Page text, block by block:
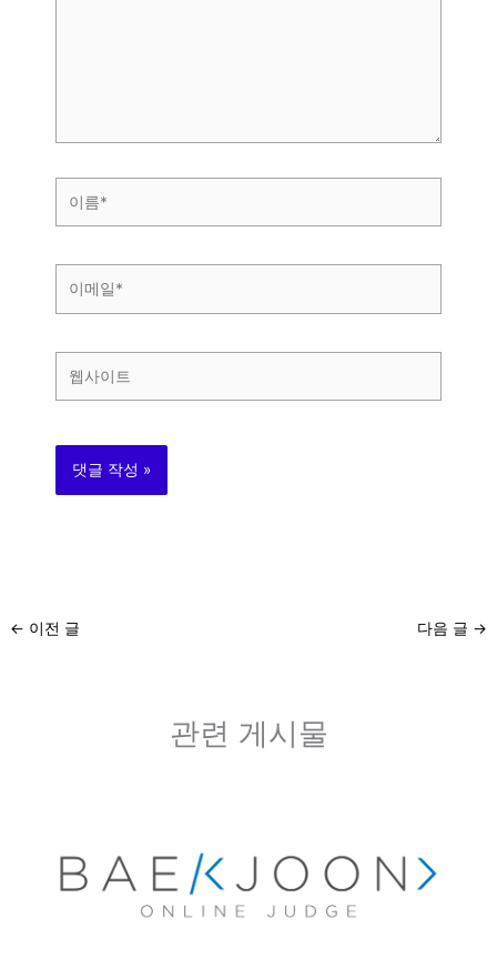
*
← 이전 글 다음 글 →
관련 게시물